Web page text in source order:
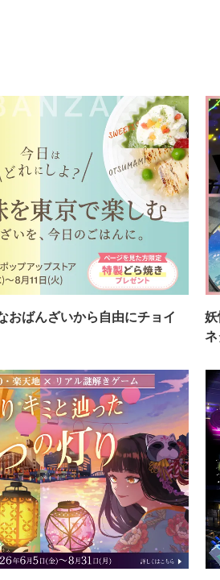
おばんざいから自由にチョイ